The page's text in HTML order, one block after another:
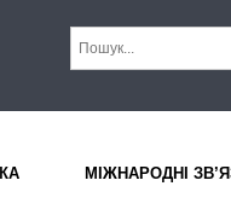
МІЖНАРОДНІ